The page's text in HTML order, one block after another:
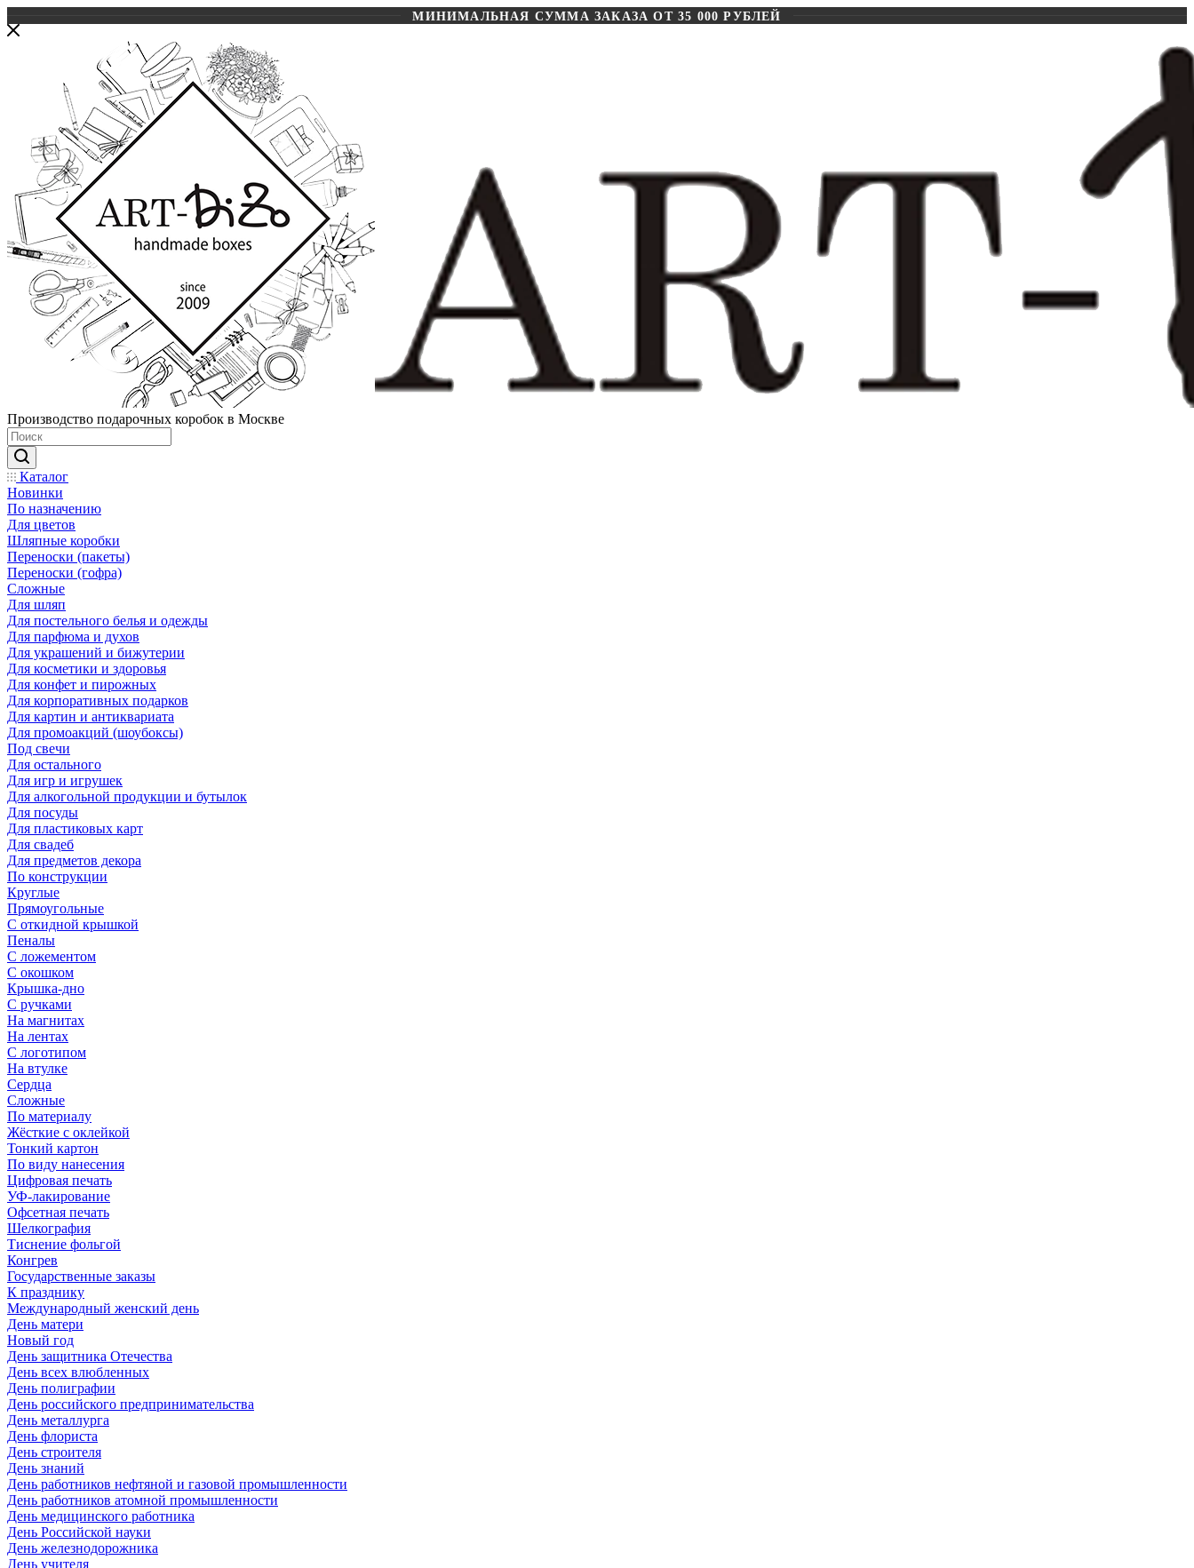
МИНИМАЛЬНАЯ СУММА ЗАКАЗА ОТ 35 000 РУБЛЕЙ
Производство подарочных коробок в Москве
Каталог
Новинки
По назначению
Для цветов
Шляпные коробки
Переноски (пакеты)
Переноски (гофра)
Сложные
Для шляп
Для постельного белья и одежды
Для парфюма и духов
Для украшений и бижутерии
Для косметики и здоровья
Для конфет и пирожных
Для корпоративных подарков
Для картин и антиквариата
Для промоакций (шоубоксы)
Под свечи
Для остального
Для игр и игрушек
Для алкогольной продукции и бутылок
Для посуды
Для пластиковых карт
Для свадеб
Для предметов декора
По конструкции
Круглые
Прямоугольные
С откидной крышкой
Пеналы
С ложементом
С окошком
Крышка-дно
С ручками
На магнитах
На лентах
С логотипом
На втулке
Сердца
Сложные
По материалу
Жёсткие с оклейкой
Тонкий картон
По виду нанесения
Цифровая печать
УФ-лакирование
Офсетная печать
Шелкография
Тиснение фольгой
Конгрев
Государственные заказы
К празднику
Международный женский день
День матери
Новый год
День защитника Отечества
День всех влюбленных
День полиграфии
День российского предпринимательства
День металлурга
День флориста
День строителя
День знаний
День работников нефтяной и газовой промышленности
День работников атомной промышленности
День медицинского работника
День Российской науки
День железнодорожника
День учителя